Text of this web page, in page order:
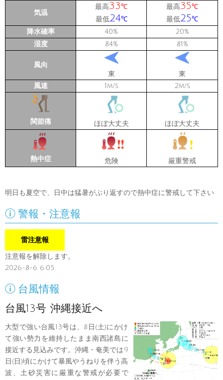
気温
最高33℃
最低24℃
最高35℃
最低25℃
降水確率 40% 20%
湿度 84% 81 %
風向
東
東
風速
1 m/s 2m/s
関節痛 ほぼ大丈夫 ほぼ大丈夫
熱中症 危険 厳重警戒
明日も夏空で、日中は猛暑がぶり返すので熱中症に警戒して下さい
 警報・注意報
雷注意報
注意報を解除します。
2026-8-6 6:05
 台風情報
台風13号 沖縄接近へ
大型で強い台風13号は、8日(土)にかけ
て強い勢力を維持したまま南西諸島に
接近する見込みです。沖縄・奄美では9
日(日)頃にかけて暴風やうねりを伴う高
波、土砂災害に厳重な警戒が必要で